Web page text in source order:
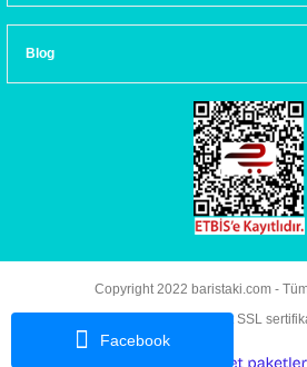
Facebook
Blog
Copyright 2022 baristaki.com - Tüm
Kredi kartı bilgileriniz 256bit SSL